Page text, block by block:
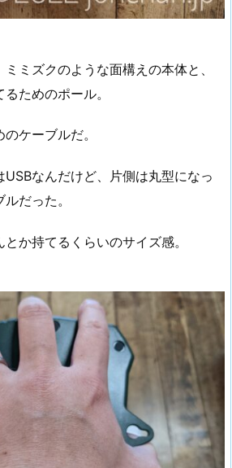
ミズクのような面構えの本体と、
ためのポール。
ケーブルだ。
USBなんだけど、片側は丸型になっ
だった。
か持てるくらいのサイズ感。